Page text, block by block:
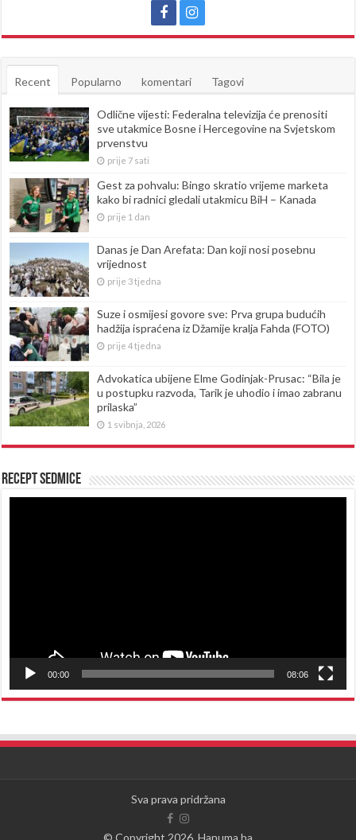
Recent Popularno komentari Tagovi
Odlične vijesti: Federalna televizija će prenositi
sve utakmice Bosne i Hercegovine na Svjetskom
prvenstvu
prije 7 sati
Gest za pohvalu: Bingo skratio vrijeme marketa
kako bi radnici gledali utakmicu BiH – Kanada
prije 1 dan
Danas je Dan Arefata: Dan koji nosi posebnu
vrijednost
prije 3 tjedna
Suze i osmijesi govore sve: Prva grupa budućih
hadžija ispraćena iz Džamije kralja Fahda (FOTO)
prije 4 tjedna
Advokatica ubijene Elme Godinjak-Prusac: “Bila je
u postupku razvoda, Tarik je uhodio i imao zabranu
prilaska”
1 svibnja, 2026
Recept sedmice
00:00 08:06
Sva prava pridržana
© Copyright 2026, Hanuma.ba